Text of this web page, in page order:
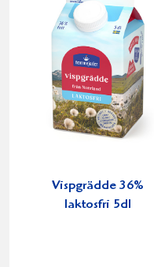
Vispgrädde 36%
laktosfri 5dl